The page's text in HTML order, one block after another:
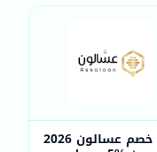
كود خصم عسالون 2026